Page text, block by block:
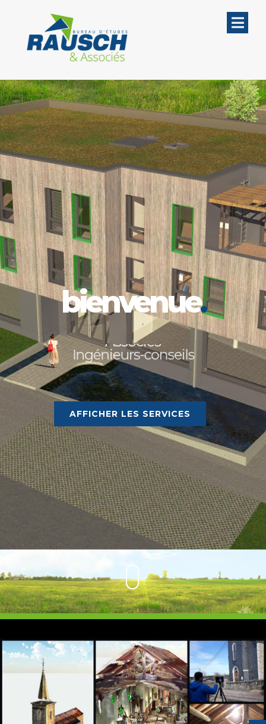
bienvenue.
Bureau d'études RAUSCH &
Associés
AFFICHER LES SERVICES